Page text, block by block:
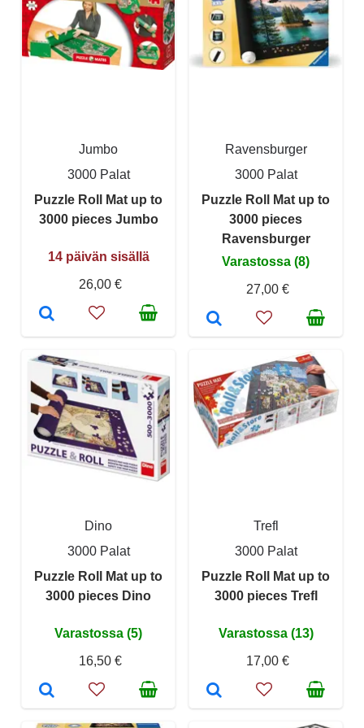
Jumbo
3000 Palat
Puzzle Roll Mat up to
3000 pieces Jumbo
14 päivän sisällä
26,00 €
Ravensburger
3000 Palat
Puzzle Roll Mat up to
3000 pieces
Ravensburger
Varastossa (8)
27,00 €
Dino
3000 Palat
Puzzle Roll Mat up to
3000 pieces Dino
Varastossa (5)
16,50 €
Trefl
3000 Palat
Puzzle Roll Mat up to
3000 pieces Trefl
Varastossa (13)
17,00 €